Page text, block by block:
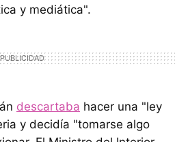
y mediática".
descartaba hacer una "ley
y decidía "tomarse algo